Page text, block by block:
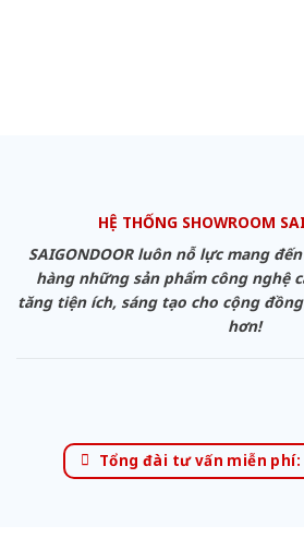
HỆ THỐNG SHOWROOM
SAIGONDOOR luôn nỗ lực mang
hàng những sản phẩm công nghệ
tăng tiện ích, sáng tạo cho cộng
hơn!
Tổng đài tư vấn miễn phí: